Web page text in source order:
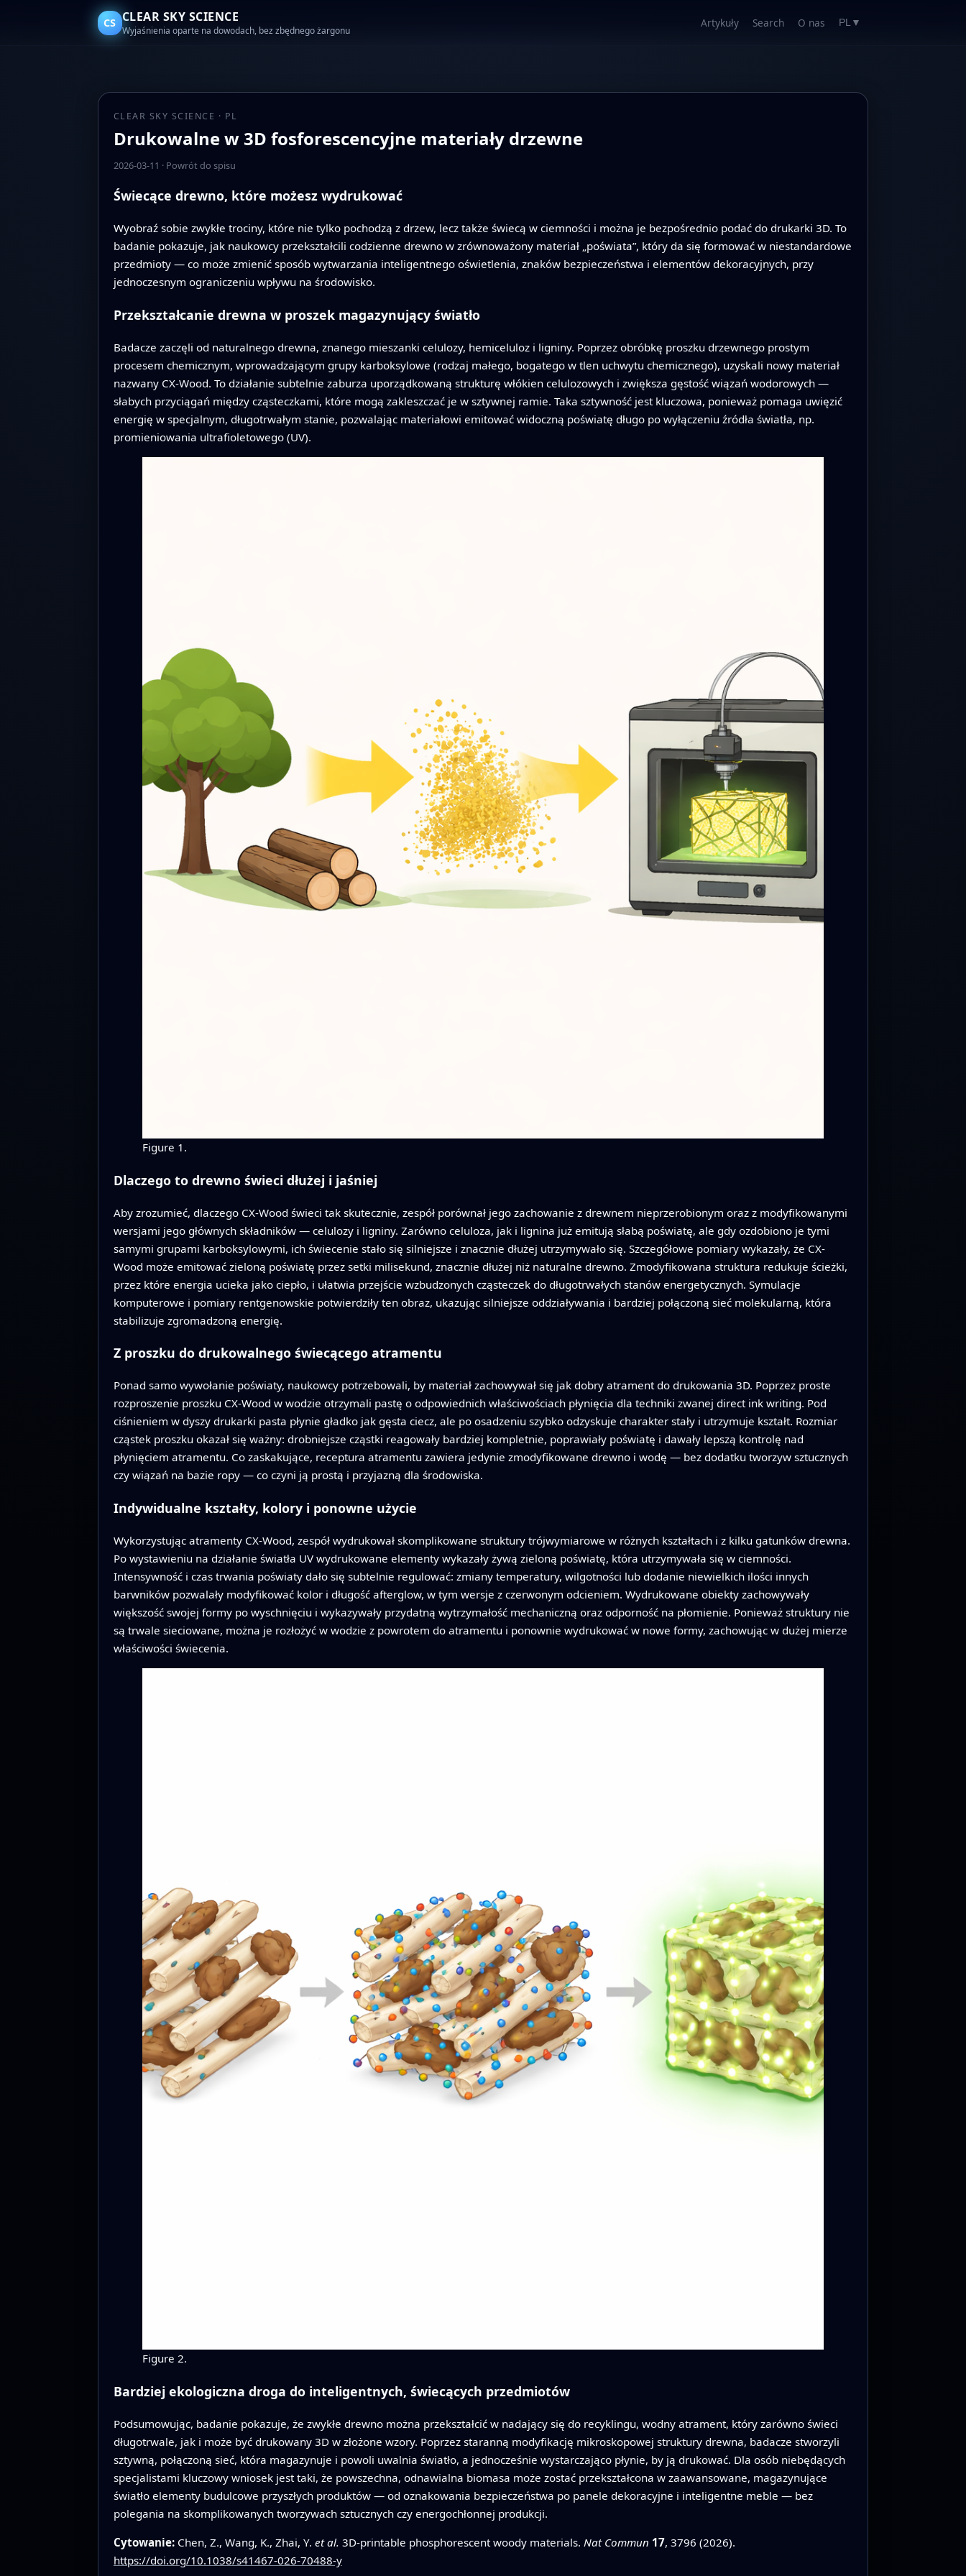
CS CLEAR SKY SCIENCE
Wyjaśnienia oparte na dowodach, bez zbędnego żargonu
Artykuły Search O nas PL ▼
CLEAR SKY SCIENCE · PL
Drukowalne w 3D fosforescencyjne materiały drzewne
2026-03-11 · Powrót do spisu
Świecące drewno, które możesz wydrukować
Wyobraź sobie zwykłe trociny, które nie tylko pochodzą z drzew, lecz także świecą w ciemności i można je bezpośrednio podać do drukarki 3D. To
badanie pokazuje, jak naukowcy przekształcili codzienne drewno w zrównoważony materiał „poświata”, który da się formować w niestandardowe
przedmioty — co może zmienić sposób wytwarzania inteligentnego oświetlenia, znaków bezpieczeństwa i elementów dekoracyjnych, przy
jednoczesnym ograniczeniu wpływu na środowisko.
Przekształcanie drewna w proszek magazynujący światło
Badacze zaczęli od naturalnego drewna, znanego mieszanki celulozy, hemiceluloz i ligniny. Poprzez obróbkę proszku drzewnego prostym
procesem chemicznym, wprowadzającym grupy karboksylowe (rodzaj małego, bogatego w tlen uchwytu chemicznego), uzyskali nowy materiał
nazwany CX-Wood. To działanie subtelnie zaburza uporządkowaną strukturę włókien celulozowych i zwiększa gęstość wiązań wodorowych —
słabych przyciągań między cząsteczkami, które mogą zakleszczać je w sztywnej ramie. Taka sztywność jest kluczowa, ponieważ pomaga uwięzić
energię w specjalnym, długotrwałym stanie, pozwalając materiałowi emitować widoczną poświatę długo po wyłączeniu źródła światła, np.
promieniowania ultrafioletowego (UV).
Figure 1.
Dlaczego to drewno świeci dłużej i jaśniej
Aby zrozumieć, dlaczego CX-Wood świeci tak skutecznie, zespół porównał jego zachowanie z drewnem nieprzerobionym oraz z modyfikowanymi
wersjami jego głównych składników — celulozy i ligniny. Zarówno celuloza, jak i lignina już emitują słabą poświatę, ale gdy ozdobiono je tymi
samymi grupami karboksylowymi, ich świecenie stało się silniejsze i znacznie dłużej utrzymywało się. Szczegółowe pomiary wykazały, że CX-
Wood może emitować zieloną poświatę przez setki milisekund, znacznie dłużej niż naturalne drewno. Zmodyfikowana struktura redukuje ścieżki,
przez które energia ucieka jako ciepło, i ułatwia przejście wzbudzonych cząsteczek do długotrwałych stanów energetycznych. Symulacje
komputerowe i pomiary rentgenowskie potwierdziły ten obraz, ukazując silniejsze oddziaływania i bardziej połączoną sieć molekularną, która
stabilizuje zgromadzoną energię.
Z proszku do drukowalnego świecącego atramentu
Ponad samo wywołanie poświaty, naukowcy potrzebowali, by materiał zachowywał się jak dobry atrament do drukowania 3D. Poprzez proste
rozproszenie proszku CX-Wood w wodzie otrzymali pastę o odpowiednich właściwościach płynięcia dla techniki zwanej direct ink writing. Pod
ciśnieniem w dyszy drukarki pasta płynie gładko jak gęsta ciecz, ale po osadzeniu szybko odzyskuje charakter stały i utrzymuje kształt. Rozmiar
cząstek proszku okazał się ważny: drobniejsze cząstki reagowały bardziej kompletnie, poprawiały poświatę i dawały lepszą kontrolę nad
płynięciem atramentu. Co zaskakujące, receptura atramentu zawiera jedynie zmodyfikowane drewno i wodę — bez dodatku tworzyw sztucznych
czy wiązań na bazie ropy — co czyni ją prostą i przyjazną dla środowiska.
Indywidualne kształty, kolory i ponowne użycie
Wykorzystując atramenty CX-Wood, zespół wydrukował skomplikowane struktury trójwymiarowe w różnych kształtach i z kilku gatunków drewna.
Po wystawieniu na działanie światła UV wydrukowane elementy wykazały żywą zieloną poświatę, która utrzymywała się w ciemności.
Intensywność i czas trwania poświaty dało się subtelnie regulować: zmiany temperatury, wilgotności lub dodanie niewielkich ilości innych
barwników pozwalały modyfikować kolor i długość afterglow, w tym wersje z czerwonym odcieniem. Wydrukowane obiekty zachowywały
większość swojej formy po wyschnięciu i wykazywały przydatną wytrzymałość mechaniczną oraz odporność na płomienie. Ponieważ struktury nie
są trwale sieciowane, można je rozłożyć w wodzie z powrotem do atramentu i ponownie wydrukować w nowe formy, zachowując w dużej mierze
właściwości świecenia.
Figure 2.
Bardziej ekologiczna droga do inteligentnych, świecących przedmiotów
Podsumowując, badanie pokazuje, że zwykłe drewno można przekształcić w nadający się do recyklingu, wodny atrament, który zarówno świeci
długotrwale, jak i może być drukowany 3D w złożone wzory. Poprzez staranną modyfikację mikroskopowej struktury drewna, badacze stworzyli
sztywną, połączoną sieć, która magazynuje i powoli uwalnia światło, a jednocześnie wystarczająco płynie, by ją drukować. Dla osób niebędących
specjalistami kluczowy wniosek jest taki, że powszechna, odnawialna biomasa może zostać przekształcona w zaawansowane, magazynujące
światło elementy budulcowe przyszłych produktów — od oznakowania bezpieczeństwa po panele dekoracyjne i inteligentne meble — bez
polegania na skomplikowanych tworzywach sztucznych czy energochłonnej produkcji.
Cytowanie: Chen, Z., Wang, K., Zhai, Y. et al. 3D-printable phosphorescent woody materials. Nat Commun 17, 3796 (2026).
https://doi.org/10.1038/s41467-026-70488-y